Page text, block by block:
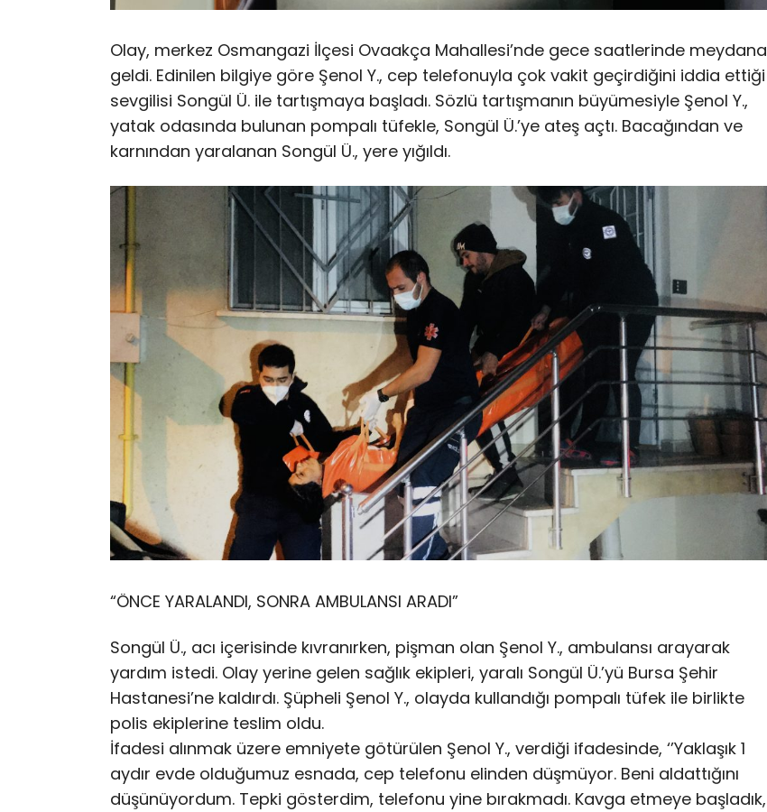
Olay, merkez Osmangazi İlçesi Ovaakça Mahallesi’nde gece saatlerinde meydana
geldi. Edinilen bilgiye göre Şenol Y., cep telefonuyla çok vakit geçirdiğini iddia ettiği
sevgilisi Songül Ü. ile tartışmaya başladı. Sözlü tartışmanın büyümesiyle Şenol Y.,
yatak odasında bulunan pompalı tüfekle, Songül Ü.’ye ateş açtı. Bacağından ve
karnından yaralanan Songül Ü., yere yığıldı.
“ÖNCE YARALANDI, SONRA AMBULANSI ARADI”
Songül Ü., acı içerisinde kıvranırken, pişman olan Şenol Y., ambulansı arayarak
yardım istedi. Olay yerine gelen sağlık ekipleri, yaralı Songül Ü.’yü Bursa Şehir
Hastanesi’ne kaldırdı. Şüpheli Şenol Y., olayda kullandığı pompalı tüfek ile birlikte
polis ekiplerine teslim oldu.
İfadesi alınmak üzere emniyete götürülen Şenol Y., verdiği ifadesinde, ‘’Yaklaşık 1
aydır evde olduğumuz esnada, cep telefonu elinden düşmüyor. Beni aldattığını
düşünüyordum. Tepki gösterdim, telefonu yine bırakmadı. Kavga etmeye başladık,